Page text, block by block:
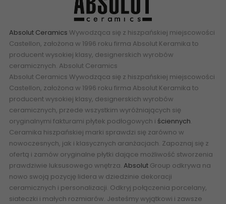
Absolut Ceramics Wywodząca się z hiszpańskiej miejscowości
Castellon, założona w 1996 roku firma Absolut Keramika to
producent wysokiej klasy, designerskich wyrobów
ceramicznych. Absolut Ceramics
Absolut Ceramics Wywodząca się z hiszpańskiej miejscowości
Castellon, założona w 1996 roku firma Absolut Keramika to
producent wysokiej klasy, designerskich wyrobów
ceramicznych, przede wszystkim wyróżniających się
oryginalnymi fakturami płytek podłogowych i ściennych.
Ceramika hiszpańskiej marki sprawdzi się zarówno w
nowoczesnych, jak i klasycznych aranżacjach. Zapoznaj się z
ofertą i zamów oryginalne płytki dające możliwość stworzenia
prawdziwie luksusowego wnętrza. Absolut Group odkrywa na
nowo swoją pozycję lidera w dziedzinie dekoracji
ceramicznych i personalizacji. Odkryj połączenia porcelany,
siateczki i małych rozmiarów. Jesteśmy wyjątkowi i zawsze